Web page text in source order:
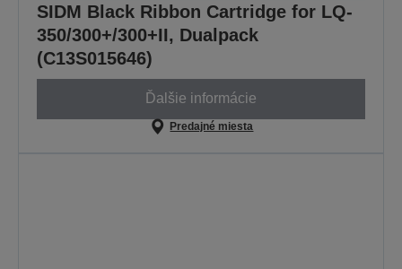
SIDM Black Ribbon Cartridge for LQ-
350/300+/300+II, Dualpack
(C13S015646)
Ďalšie informácie
Predajné miesta